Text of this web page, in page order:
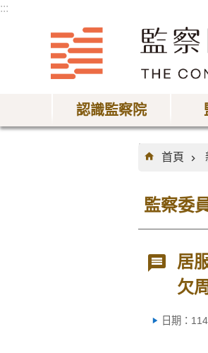
:::
認識監察院
:::
首頁
監察委
居
欠
日期：